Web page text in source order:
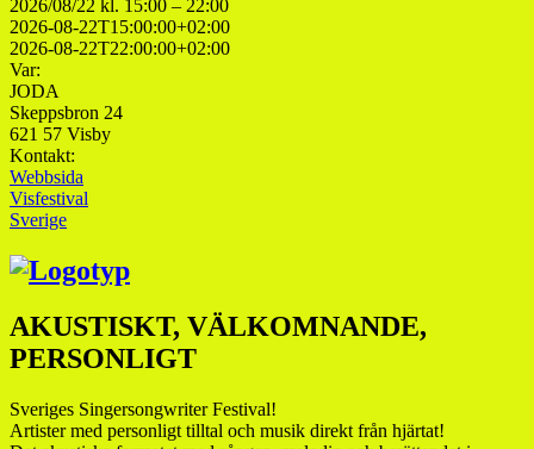
2026/08/22 kl. 15:00 – 22:00
2026-08-22T15:00:00+02:00
2026-08-22T22:00:00+02:00
Var:
JODA
Skeppsbron 24
621 57 Visby
Kontakt:
Webbsida
Visfestival
Sverige
AKUSTISKT, VÄLKOMNANDE,
PERSONLIGT
Sveriges Singersongwriter Festival!
Artister med personligt tilltal och musik direkt från hjärtat!